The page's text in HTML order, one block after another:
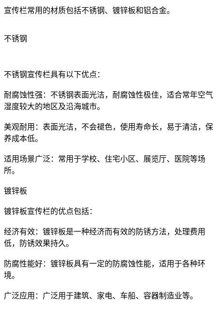
宣传栏常用的材质包括不锈钢、镀锌板和铝合金。‌‌
不锈钢
不锈钢宣传栏具有以下优点：
‌耐腐蚀性强‌：不锈钢表面光洁，耐腐蚀性极佳，适合常年空气
湿度较大的地区及沿海城市。
‌美观耐用‌：表面光洁，不会褪色，使用寿命长，易于清洁，保
养成本低。
‌适用场景广泛‌：常用于学校、住宅小区、展览厅、医院等场
所。
镀锌板
镀锌板宣传栏的优点包括：
‌经济有效‌：镀锌板是一种经济而有效的防锈方法，处理费用
低，防锈效果持久。
‌防腐性能好‌：镀锌板具有一定的防腐蚀性能，适用于各种环
境。
‌广泛应用‌：广泛用于建筑、家电、车船、容器制造业等。